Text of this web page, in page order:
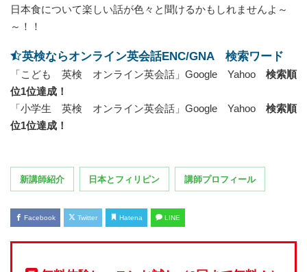
日本食について楽しい話が色々と聞けるかもしれませんよ～
～！！
英検ならオンライン英会話ENC/GNA 検索ワード
「こども 英検 オンライン英会話」Google Yahoo 検索順
位1位達成！
「小学生 英検 オンライン英会話」Google Yahoo 検索順
位1位達成！
新講師紹介 日本とフィリピン 講師プロフィール
Facebook Twitter Hatena LINE